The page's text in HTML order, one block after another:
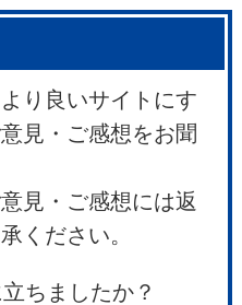
り良いサイトにす
見・ご感想をお聞
見・ご感想には返
ください。
ちましたか？